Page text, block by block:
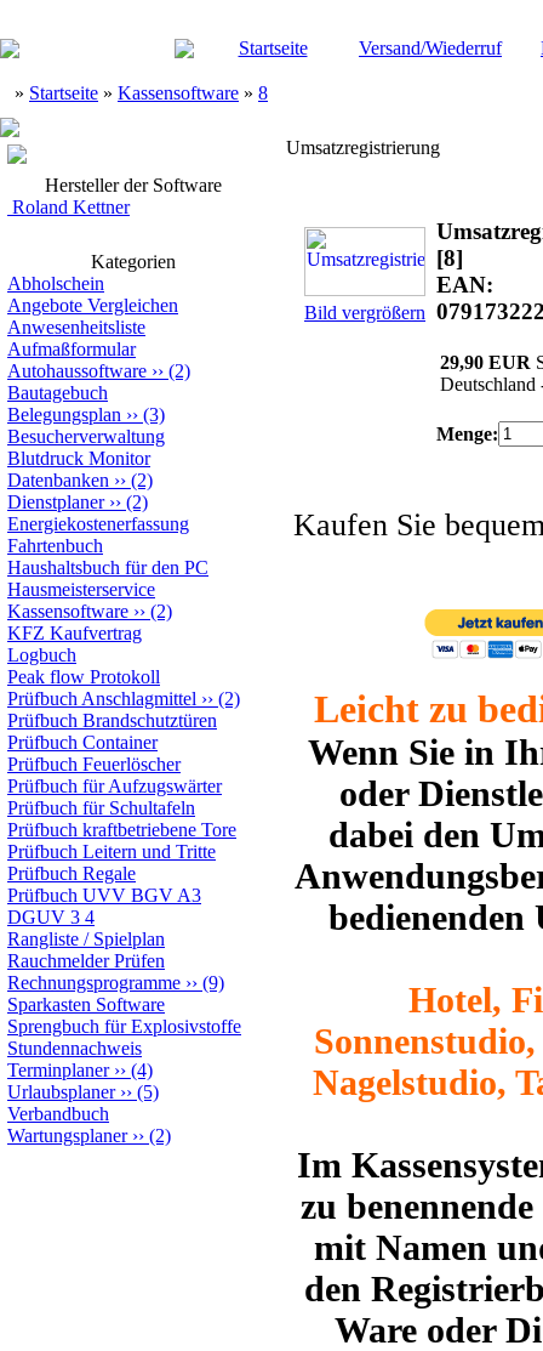
Startseite Versand/Wiederruf
» Startseite » Kassensoftware » 8
Hersteller der Software
Roland Kettner
Kategorien
Abholschein
Angebote Vergleichen
Anwesenheitsliste
Aufmaßformular
Autohaussoftware ›› (2)
Bautagebuch
Belegungsplan ›› (3)
Besucherverwaltung
Blutdruck Monitor
Datenbanken ›› (2)
Dienstplaner›› (2)
Energiekostenerfassung
Fahrtenbuch
Haushaltsbuch für den PC
Hausmeisterservice
Kassensoftware ›› (2)
KFZ Kaufvertrag
Logbuch
Peak flow Protokoll
Prüfbuch Anschlagmittel ›› (2)
Prüfbuch Brandschutztüren
Prüfbuch Container
Prüfbuch Feuerlöscher
Prüfbuch für Aufzugswärter
Prüfbuch für Schultafeln
Prüfbuch kraftbetriebene Tore
Prüfbuch Leitern und Tritte
Prüfbuch Regale
Prüfbuch UVV BGV A3
DGUV 3 4
Rangliste / Spielplan
Rauchmelder Prüfen
Rechnungsprogramme ›› (9)
Sparkasten Software
Sprengbuch für Explosivstoffe
Stundennachweis
Terminplaner›› (4)
Urlaubsplaner›› (5)
Verbandbuch
Wartungsplaner›› (2)
Umsatzregistrierung
Bild vergrößern
[8]
EAN:
29,90 EUR
Deutschland
Menge:
Kaufen Sie
Leicht zu
Wenn Sie in
oder
dabei den
bedienenden
Hotel,
Nagelstudio,
Im
zu
mit Namen
den
Ware oder